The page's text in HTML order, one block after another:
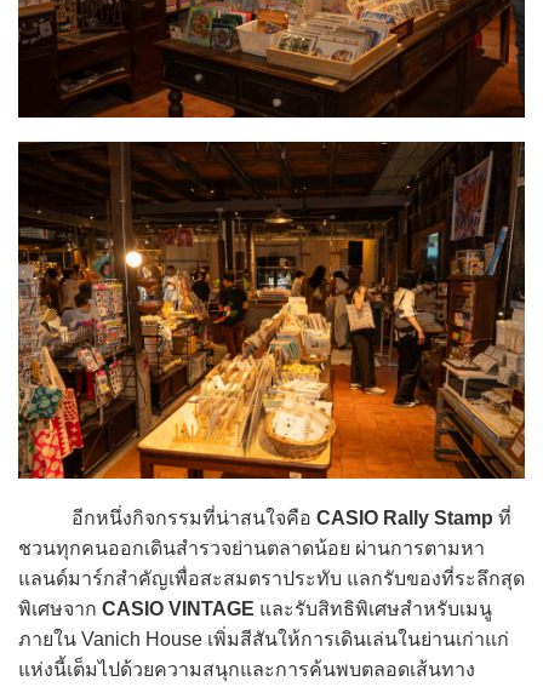
อีกหนึ่งกิจกรรมที่น่าสนใจคือ CASIO Rally Stamp ที่
ชวนทุกคนออกเดินสำรวจย่านตลาดน้อย ผ่านการตามหา
แลนด์มาร์กสำคัญเพื่อสะสมตราประทับ แลกรับของที่ระลึกสุด
พิเศษจาก CASIO VINTAGE และรับสิทธิพิเศษสำหรับเมนู
ภายใน Vanich House เพิ่มสีสันให้การเดินเล่นในย่านเก่าแก่
แห่งนี้เต็มไปด้วยความสนุกและการค้นพบตลอดเส้นทาง